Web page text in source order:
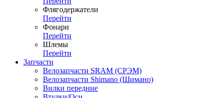
Флягодержатели
Перейти
Фонари
Перейти
Шлемы
Перейти
Запчасти
Велозапчасти SRAM (СРЭМ)
Велозапчасти Shimano (Шимано)
Вилки передние